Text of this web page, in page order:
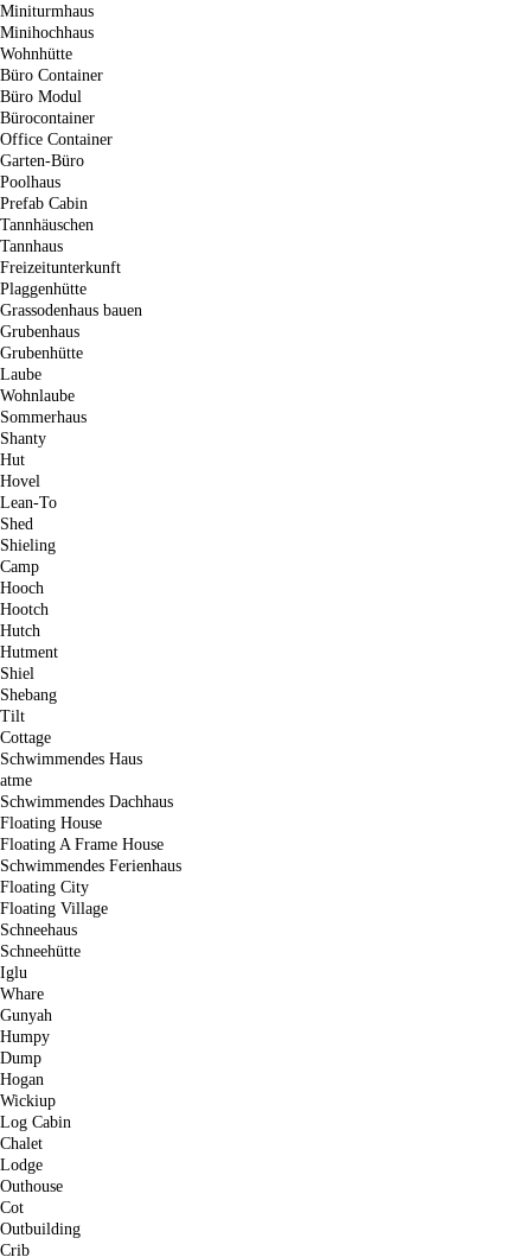
Miniturmhaus
Minihochhaus
Wohnhütte
Büro Container
Büro Modul
Bürocontainer
Office Container
Garten-Büro
Poolhaus
Prefab Cabin
Tannhäuschen
Tannhaus
Freizeitunterkunft
Plaggenhütte
Grassodenhaus bauen
Grubenhaus
Grubenhütte
Laube
Wohnlaube
Sommerhaus
Shanty
Hut
Hovel
Lean-To
Shed
Shieling
Camp
Hooch
Hootch
Hutch
Hutment
Shiel
Shebang
Tilt
Cottage
Schwimmendes Haus
atme
Schwimmendes Dachhaus
Floating House
Floating A Frame House
Schwimmendes Ferienhaus
Floating City
Floating Village
Schneehaus
Schneehütte
Iglu
Whare
Gunyah
Humpy
Dump
Hogan
Wickiup
Log Cabin
Chalet
Lodge
Outhouse
Cot
Outbuilding
Crib